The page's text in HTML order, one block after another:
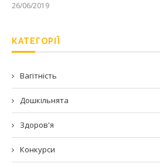
26/06/2019
КАТЕГОРІЇ
Вагітність
Дошкільнята
Здоров'я
Конкурси